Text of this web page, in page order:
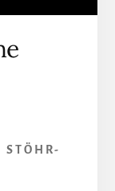
STÖHR-